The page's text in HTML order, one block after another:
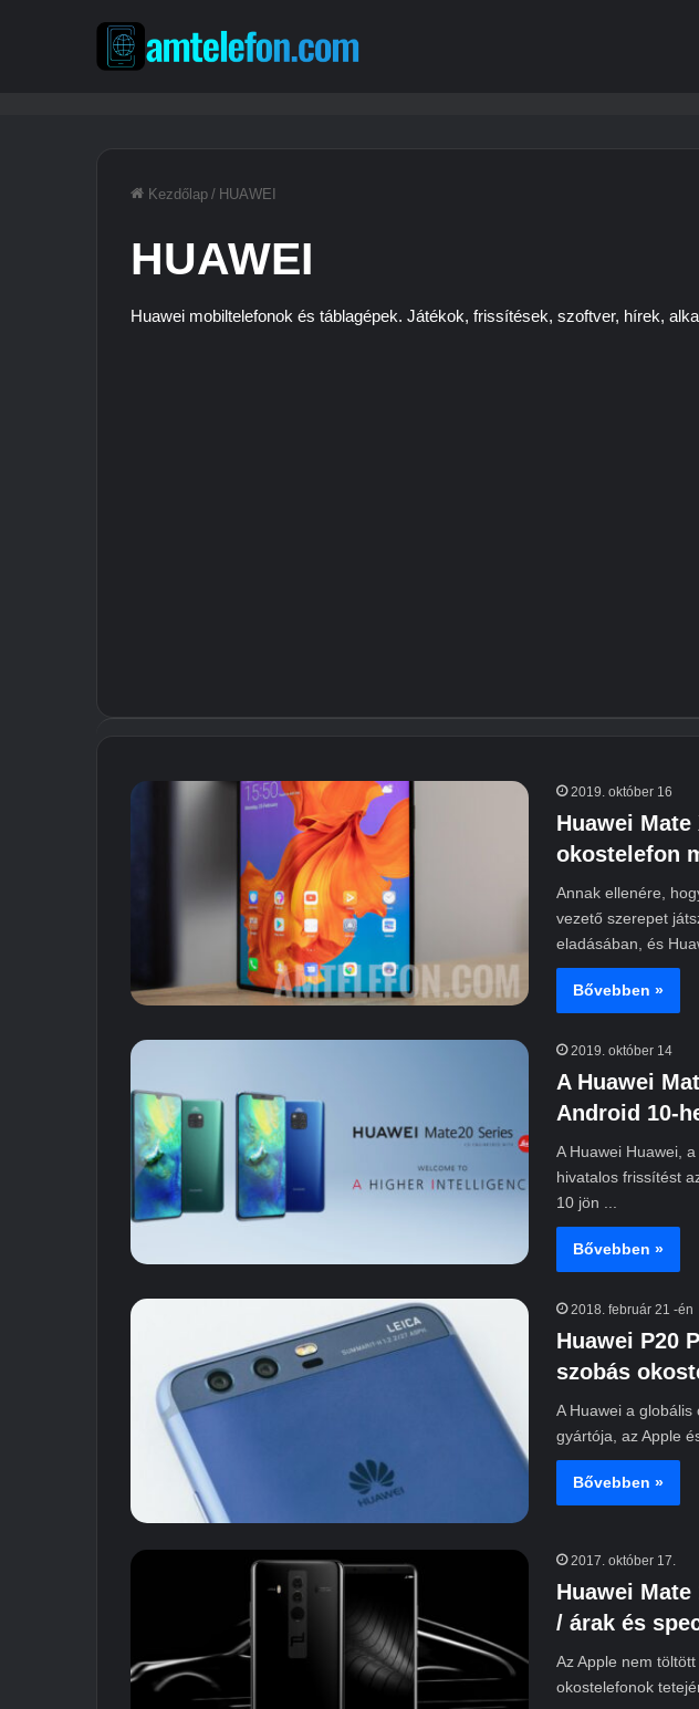
Kezdőlap / HUAWEI
HUAWEI
Huawei mobiltelefonok és táblagépek. Játékok, frissítések, szoftver, hírek,
2019. október 16
Huawei
okostelefon
Annak ellenére,
vezető szerepet
eladásában, és
Bővebben »
2019. október 14
A Huawei
Android 10-
A Huawei Huawei,
hivatalos frissítést
10 jön ...
Bővebben »
2018. február 21 -én
Huawei P20
szobás
A Huawei a
gyártója, az Apple
Bővebben »
2017. október 17.
Huawei
/ árak és
Az Apple nem
okostelefonok